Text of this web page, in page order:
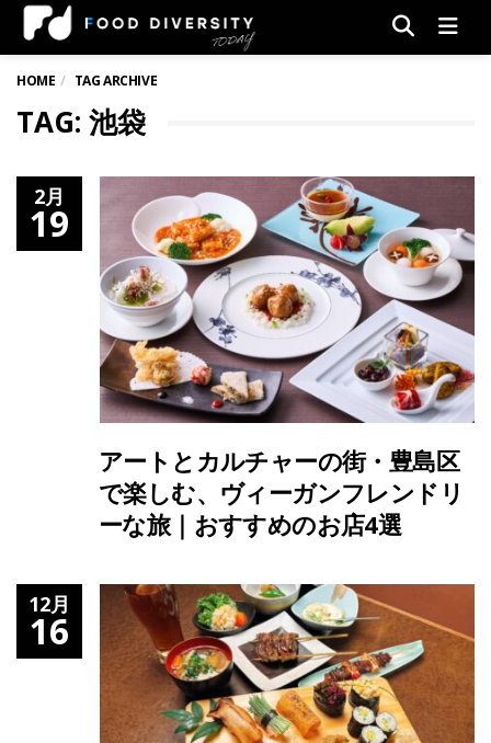
HOME TAG ARCHIVE
TAG: 池袋
2月
19
アートとカルチャーの街・豊島区
で楽しむ、ヴィーガンフレンドリ
ーな旅｜おすすめのお店4選
12月
16